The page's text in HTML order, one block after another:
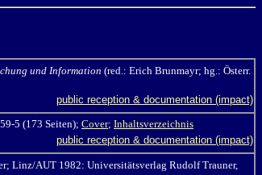
und Information (red.: Erich Brunmayr; hg.: Österr.
public reception & documentation (impact)
5 (173 Seiten); Cover; Inhaltsverzeichnis
public reception & documentation (impact)
Linz/AUT 1982: Universitätsverlag Rudolf Trauner,